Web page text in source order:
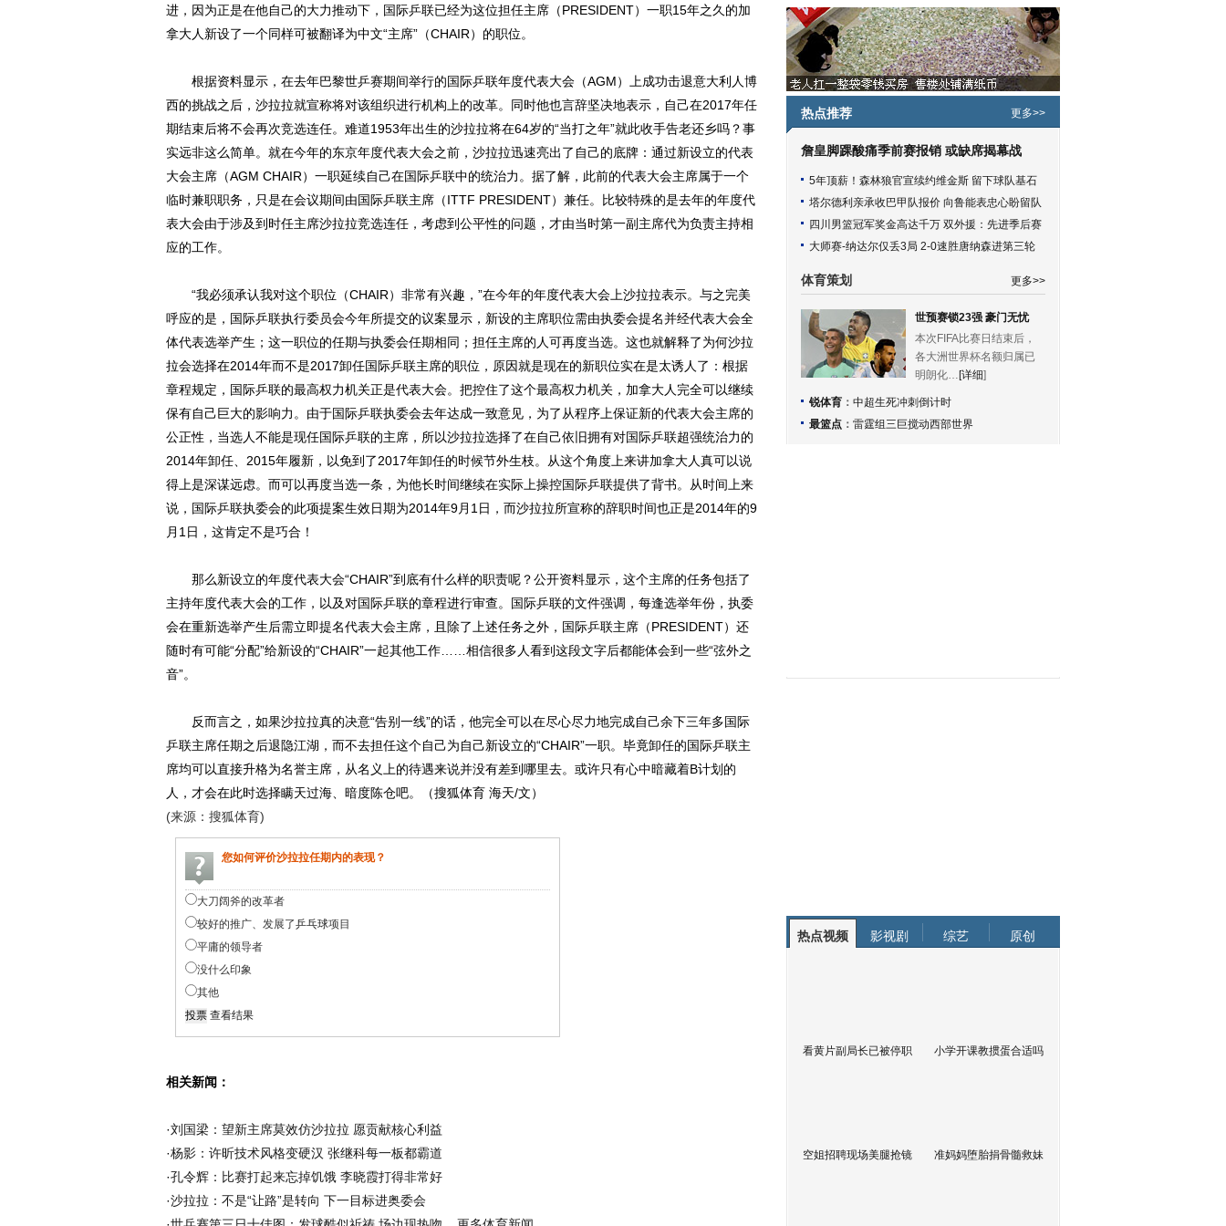
进，因为正是在他自己的大力推动下，国际乒联已经为这位担任主席（PRESIDENT）一职15年之久的加
拿大人新设了一个同样可被翻译为中文“主席”（CHAIR）的职位。
根据资料显示，在去年巴黎世乒赛期间举行的国际乒联年度代表大会（AGM）上成功击退意大利人博
西的挑战之后，沙拉拉就宣称将对该组织进行机构上的改革。同时他也言辞坚决地表示，自己在2017年任
期结束后将不会再次竞选连任。难道1953年出生的沙拉拉将在64岁的“当打之年”就此收手告老还乡吗？事
实远非这么简单。就在今年的东京年度代表大会之前，沙拉拉迅速亮出了自己的底牌：通过新设立的代表
大会主席（AGM CHAIR）一职延续自己在国际乒联中的统治力。据了解，此前的代表大会主席属于一个
临时兼职职务，只是在会议期间由国际乒联主席（ITTF PRESIDENT）兼任。比较特殊的是去年的年度代
表大会由于涉及到时任主席沙拉拉竞选连任，考虑到公平性的问题，才由当时第一副主席代为负责主持相
应的工作。
“我必须承认我对这个职位（CHAIR）非常有兴趣，”在今年的年度代表大会上沙拉拉表示。与之完美
呼应的是，国际乒联执行委员会今年所提交的议案显示，新设的主席职位需由执委会提名并经代表大会全
体代表选举产生；这一职位的任期与执委会任期相同；担任主席的人可再度当选。这也就解释了为何沙拉
拉会选择在2014年而不是2017卸任国际乒联主席的职位，原因就是现在的新职位实在是太诱人了：根据
章程规定，国际乒联的最高权力机关正是代表大会。把控住了这个最高权力机关，加拿大人完全可以继续
保有自己巨大的影响力。由于国际乒联执委会去年达成一致意见，为了从程序上保证新的代表大会主席的
公正性，当选人不能是现任国际乒联的主席，所以沙拉拉选择了在自己依旧拥有对国际乒联超强统治力的
2014年卸任、2015年履新，以免到了2017年卸任的时候节外生枝。从这个角度上来讲加拿大人真可以说
得上是深谋远虑。而可以再度当选一条，为他长时间继续在实际上操控国际乒联提供了背书。从时间上来
说，国际乒联执委会的此项提案生效日期为2014年9月1日，而沙拉拉所宣称的辞职时间也正是2014年的9
月1日，这肯定不是巧合！
那么新设立的年度代表大会“CHAIR”到底有什么样的职责呢？公开资料显示，这个主席的任务包括了
主持年度代表大会的工作，以及对国际乒联的章程进行审查。国际乒联的文件强调，每逢选举年份，执委
会在重新选举产生后需立即提名代表大会主席，且除了上述任务之外，国际乒联主席（PRESIDENT）还
随时有可能“分配”给新设的“CHAIR”一起其他工作……相信很多人看到这段文字后都能体会到一些“弦外之
音”。
反而言之，如果沙拉拉真的决意“告别一线”的话，他完全可以在尽心尽力地完成自己余下三年多国际
乒联主席任期之后退隐江湖，而不去担任这个自己为自己新设立的“CHAIR”一职。毕竟卸任的国际乒联主
席均可以直接升格为名誉主席，从名义上的待遇来说并没有差到哪里去。或许只有心中暗藏着B计划的
人，才会在此时选择瞒天过海、暗度陈仓吧。（搜狐体育 海天/文）
(来源：搜狐体育)
您如何评价沙拉拉任期内的表现？
大刀阔斧的改革者
较好的推广、发展了乒乓球项目
平庸的领导者
没什么印象
其他
查看结果
相关新闻：
·刘国梁：望新主席莫效仿沙拉拉 愿贡献核心利益
·杨影：许昕技术风格变硬汉 张继科每一板都霸道
·孔令辉：比赛打起来忘掉饥饿 李晓霞打得非常好
·沙拉拉：不是“让路”是转向 下一目标进奥委会
热点推荐 更多>>
詹皇脚踝酸痛季前赛报销 或缺席揭幕战
5年顶薪！森林狼官宣续约维金斯 留下球队基石
塔尔德利亲承收巴甲队报价 向鲁能表忠心盼留队
四川男篮冠军奖金高达千万 双外援：先进季后赛
大师赛-纳达尔仅丢3局 2-0速胜唐纳森进第三轮
体育策划 更多>>
世预赛锁23强 豪门无忧
本次FIFA比赛日结束后，
各大洲世界杯名额归属已
明朗化… [详细]
锐体育 ： 中超生死冲刺倒计时
最篮点 ： 雷霆组三巨搅动西部世界
热点视频 影视剧 综艺 原创
看黄片副局长已被停职 小学开课教掼蛋合适吗
空姐招聘现场美腿抢镜 准妈妈堕胎捐骨髓救妹